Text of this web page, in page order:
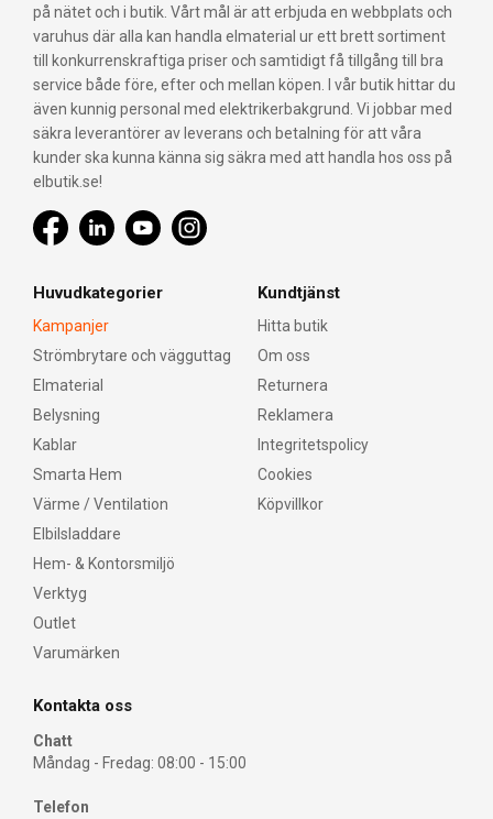
på nätet och i butik. Vårt mål är att erbjuda en webbplats och
varuhus där alla kan handla elmaterial ur ett brett sortiment
till konkurrenskraftiga priser och samtidigt få tillgång till bra
service både före, efter och mellan köpen. I vår butik hittar du
även kunnig personal med elektrikerbakgrund. Vi jobbar med
säkra leverantörer av leverans och betalning för att våra
kunder ska kunna känna sig säkra med att handla hos oss på
elbutik.se!
Huvudkategorier
Kampanjer
Strömbrytare och vägguttag
Elmaterial
Belysning
Kablar
Smarta Hem
Värme / Ventilation
Elbilsladdare
Hem- & Kontorsmiljö
Verktyg
Outlet
Varumärken
Kundtjänst
Hitta butik
Om oss
Returnera
Reklamera
Integritetspolicy
Cookies
Köpvillkor
Kontakta oss
Chatt
Måndag - Fredag: 08:00 - 15:00
Telefon